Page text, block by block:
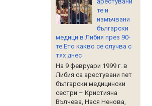
те и
измъчвани
български
медици в Либия през 90-
те.Ето какво се случва с
тях днес
На 9 февруари 1999 г. в
Либия са арестувани пет
български медицински
сестри – Кристияна
Вълчева, Нася Ненова,